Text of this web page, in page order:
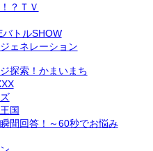
？ＴＶ
トルSHOW
ェネレーション
探索！かまいまち
国
間回答！～60秒でお悩み